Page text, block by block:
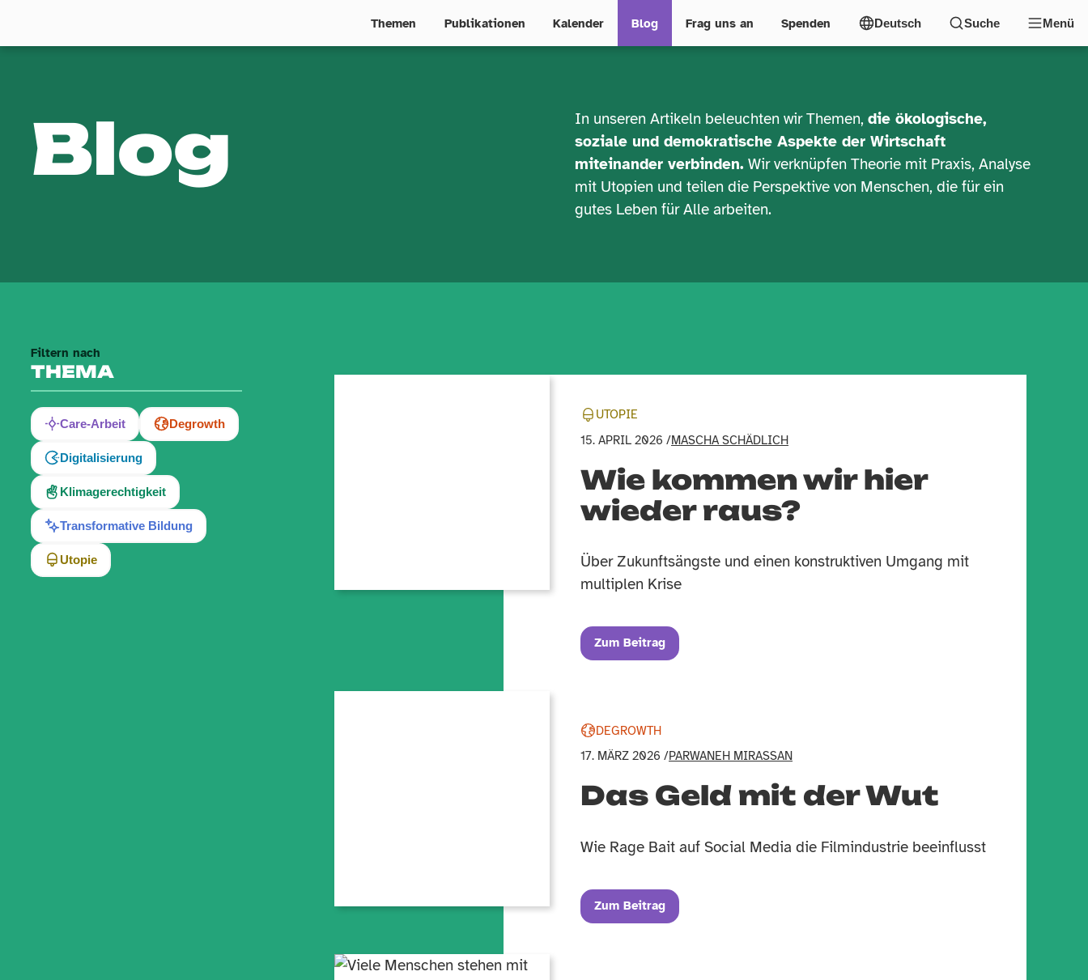
eue
konomie
Themen Publikationen Kalender Blog Frag uns an Spenden Deutsch Suche Menü
Blog In unseren Artikeln beleuchten wir Themen, die ökologische,
soziale und demokratische Aspekte der Wirtschaft
miteinander verbinden. Wir verknüpfen Theorie mit Praxis, Analyse
mit Utopien und teilen die Perspektive von Menschen, die für ein
gutes Leben für Alle arbeiten.
Filtern nach
THEMA
Care-Arbeit Degrowth
Digitalisierung
Klimagerechtigkeit
Transformative Bildung
Utopie
UTOPIE
15. APRIL 2026 /MASCHA SCHÄDLICH
Wie kommen wir hier
wieder raus?
Über Zukunftsängste und einen konstruktiven Umgang mit
multiplen Krise
Zum Beitrag
DEGROWTH
17. MÄRZ 2026 /PARWANEH MIRASSAN
Das Geld mit der Wut
Wie Rage Bait auf Social Media die Filmindustrie beeinflusst
Zum Beitrag